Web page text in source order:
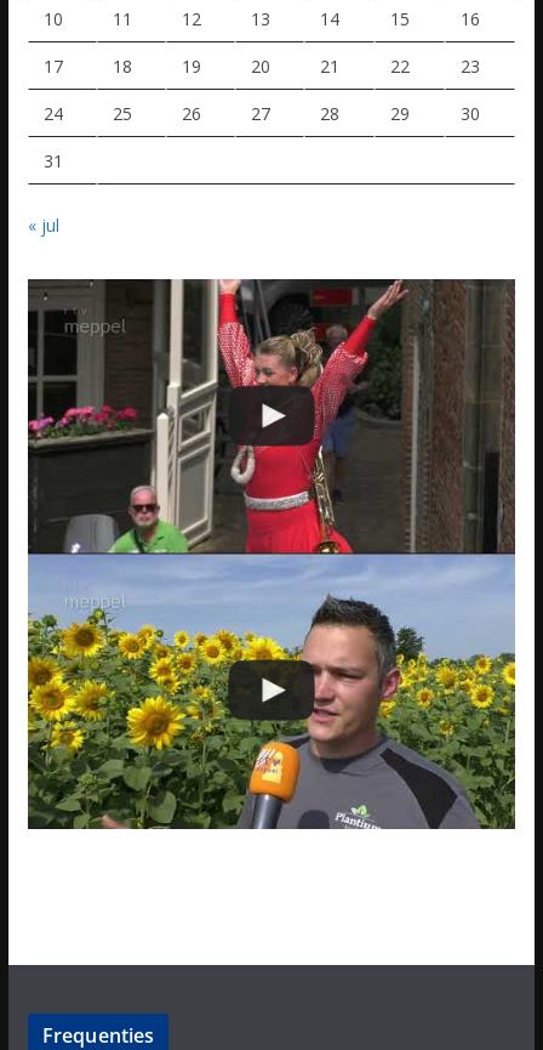
10 11 12 13 14 15 16
17 18 19 20 21 22 23
24 25 26 27 28 29 30
31
« jul
Frequenties